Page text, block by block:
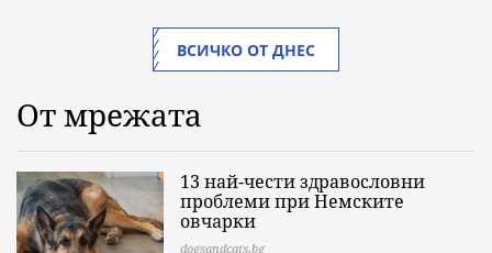
ВСИЧКО ОТ ДНЕС
От мрежата
13 най-чести здравословни
проблеми при Немските
овчарки
dogsandcats.bg